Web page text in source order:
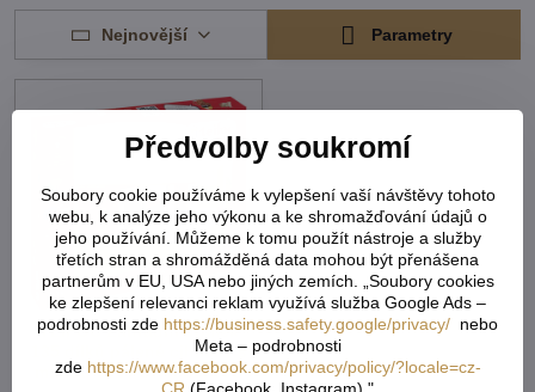
Nejnovější Parametry
TEIFOC Zahradní domek
135 dílků pálené cihličky s
maltou 5220 STAVEBNICE
Předvolby soukromí
Soubory cookie používáme k vylepšení vaší návštěvy tohoto
webu, k analýze jeho výkonu a ke shromažďování údajů o
jeho používání. Můžeme k tomu použít nástroje a služby
třetích stran a shromážděná data mohou být přenášena
partnerům v EU, USA nebo jiných zemích. „Soubory cookies
ke zlepšení relevanci reklam využívá služba Google Ads –
podrobnosti zde https://business.safety.google/privacy/ nebo
Meta – podrobnosti
zde https://www.facebook.com/privacy/policy/?locale=cz-
CR (Facebook, Instagram)."